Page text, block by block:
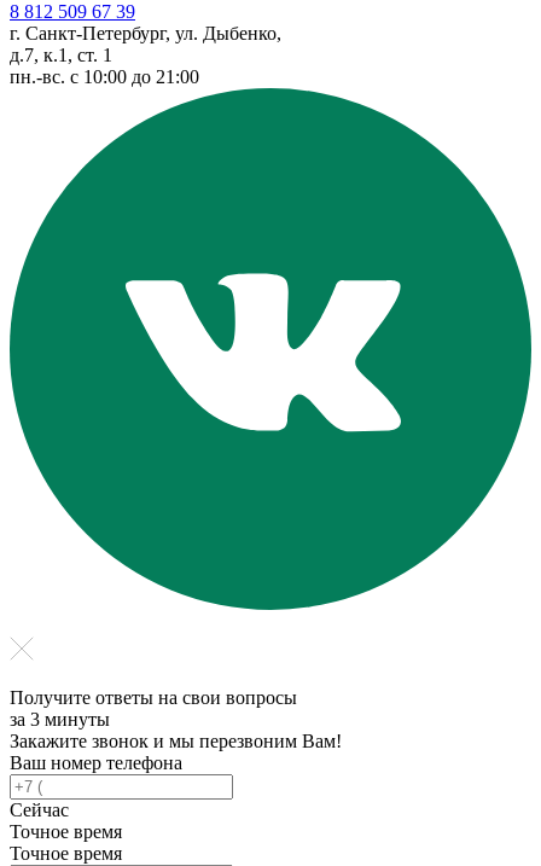
8 812 509 67 39
г. Санкт-Петербург, ул. Дыбенко,
д.7, к.1, ст. 1
пн.-вс. с 10:00 до 21:00
Получите ответы на свои вопросы
за 3 минуты
Закажите звонок и мы перезвоним Вам!
Ваш номер телефона
Сейчас
Точное время
Точное время